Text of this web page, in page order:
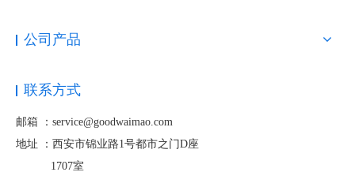
公司产品
联系方式
邮箱 ：service@goodwaimao.com
地址 ： 西安市锦业路1号都市之门D座
1707室